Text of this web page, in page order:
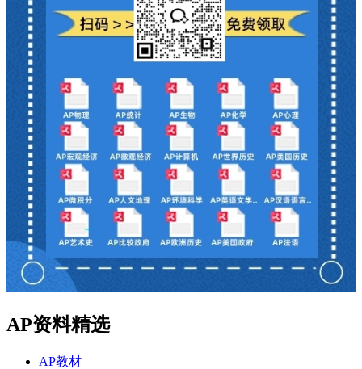
AP资料精选
AP教材